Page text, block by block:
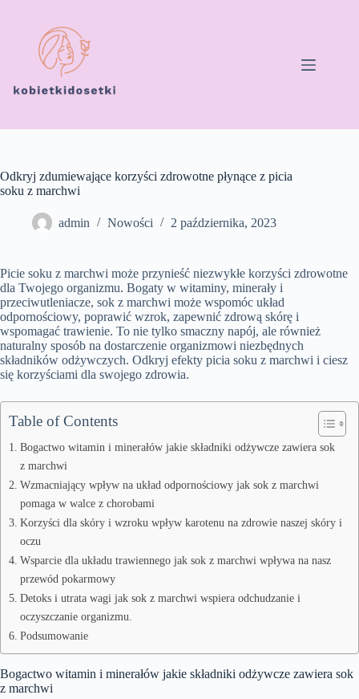
Odkryj zdumiewające korzyści zdrowotne płynące z picia
soku z marchwi
admin Nowości 2 października, 2023
Picie soku z marchwi może przynieść niezwykłe korzyści zdrowotne
dla Twojego organizmu. Bogaty w witaminy, minerały i
przeciwutleniacze, sok z marchwi może wspomóc układ
odpornościowy, poprawić wzrok, zapewnić zdrową skórę i
wspomagać trawienie. To nie tylko smaczny napój, ale również
naturalny sposób na dostarczenie organizmowi niezbędnych
składników odżywczych. Odkryj efekty picia soku z marchwi i ciesz
się korzyściami dla swojego zdrowia.
Table of Contents
Bogactwo witamin i minerałów jakie składniki odżywcze zawiera sok
z marchwi
Wzmacniający wpływ na układ odpornościowy jak sok z marchwi
pomaga w walce z chorobami
Korzyści dla skóry i wzroku wpływ karotenu na zdrowie naszej skóry i
oczu
Wsparcie dla układu trawiennego jak sok z marchwi wpływa na nasz
przewód pokarmowy
Detoks i utrata wagi jak sok z marchwi wspiera odchudzanie i
oczyszczanie organizmu.
Podsumowanie
Bogactwo witamin i minerałów jakie składniki odżywcze zawiera sok
z marchwi